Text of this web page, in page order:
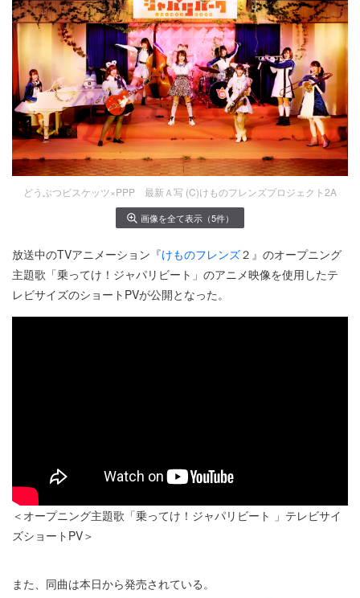
どうぶつビスケッツ×PPP 最新Ａ写 (C)けものフレンズプロジェクト2A
画像を全て表示（5件）
放送中のTVアニメーション『けものフレンズ２』のオープニング
主題歌「乗ってけ！ジャパリビート」のアニメ映像を使用したテ
レビサイズのショートPVが公開となった。
＜オープニング主題歌「乗ってけ！ジャパリビート 」テレビサイ
ズショートPV＞
また、同曲は本日から発売されている。